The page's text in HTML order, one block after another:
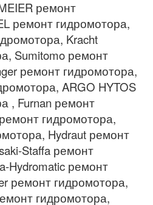
ремонт
ремонт гидромотора,
Kracht
Sumitomo ремонт
ремонт гидромотора,
ARGO HYTOS
, Furnan ремонт
гидромотора,
Hydraut ремонт
Staffa ремонт
Hydromatic ремонт
ремонт гидромотора,
гидромотора,